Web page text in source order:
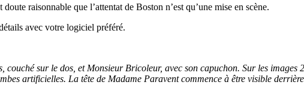
raisonnable que l’attentat de Boston n’est qu’une mise en scène.
avec votre logiciel préféré.
couché sur le dos, et Monsieur Bricoleur, avec son capuchon. Sur les
artificielles. La tête de Madame Paravent commence à être visible